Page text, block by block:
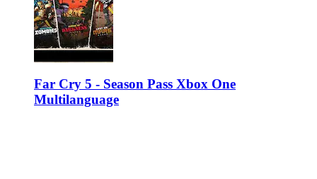
Far Cry 5 - Season Pass Xbox One
Multilanguage